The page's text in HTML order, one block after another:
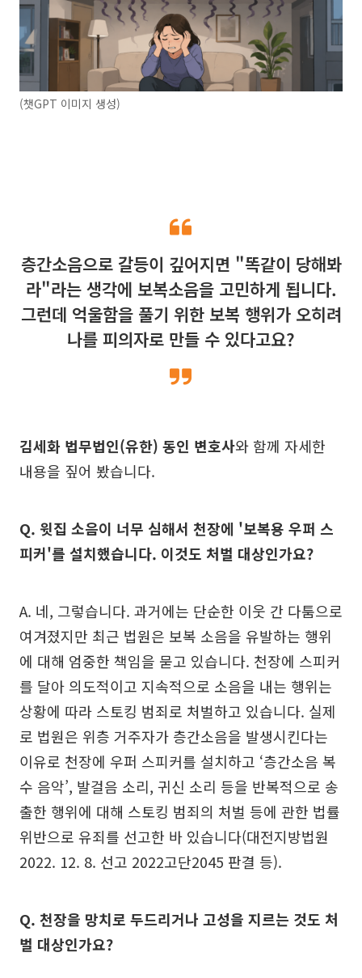
(챗GPT 이미지 생성)
층간소음으로 갈등이 깊어지면 "똑같이 당해봐
라"라는 생각에 보복소음을 고민하게 됩니다.
그런데 억울함을 풀기 위한 보복 행위가 오히려
나를 피의자로 만들 수 있다고요?
김세화 법무법인(유한) 동인 변호사와 함께 자세한
내용을 짚어 봤습니다.
Q. 윗집 소음이 너무 심해서 천장에 '보복용 우퍼 스
피커'를 설치했습니다. 이것도 처벌 대상인가요?
A. 네, 그렇습니다. 과거에는 단순한 이웃 간 다툼으로
여겨졌지만 최근 법원은 보복 소음을 유발하는 행위
에 대해 엄중한 책임을 묻고 있습니다. 천장에 스피커
를 달아 의도적이고 지속적으로 소음을 내는 행위는
상황에 따라 스토킹 범죄로 처벌하고 있습니다. 실제
로 법원은 위층 거주자가 층간소음을 발생시킨다는
이유로 천장에 우퍼 스피커를 설치하고 ‘층간소음 복
수 음악’, 발걸음 소리, 귀신 소리 등을 반복적으로 송
출한 행위에 대해 스토킹 범죄의 처벌 등에 관한 법률
위반으로 유죄를 선고한 바 있습니다(대전지방법원
2022. 12. 8. 선고 2022고단2045 판결 등).
Q. 천장을 망치로 두드리거나 고성을 지르는 것도 처
벌 대상인가요?